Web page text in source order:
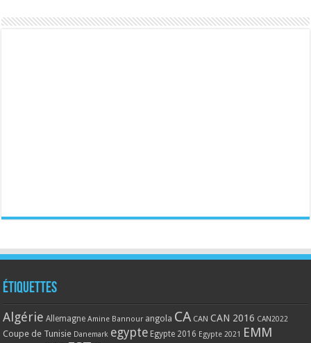
Étiquettes
Algérie Allemagne Amine Bannour angola CA CAN CAN 2016 CAN2022
Coupe de Tunisie Danemark egypte Egypte 2016 Egypte 2021 EMM